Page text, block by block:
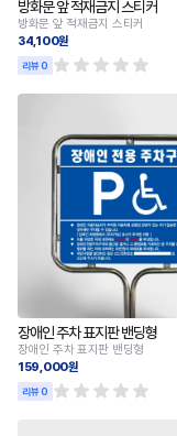
방화문 앞 적재금지 스티커
방화문 앞 적재금지 스티커
34,100원
리뷰 0
장애인 주차 표지판 밴딩형
장애인 주차 표지판 밴딩형
159,000원
리뷰 0